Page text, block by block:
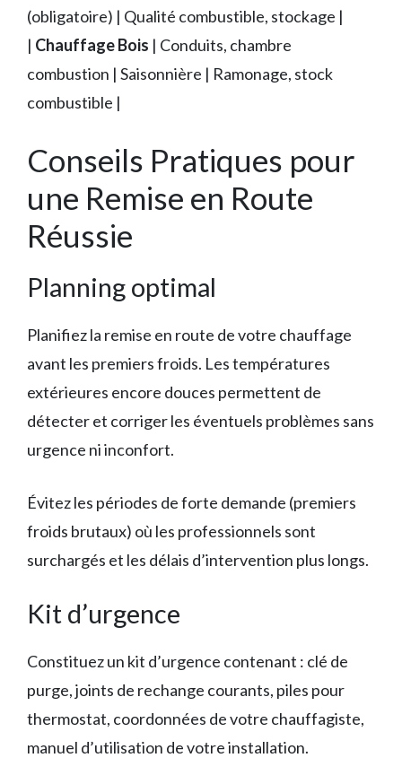
(obligatoire) | Qualité combustible, stockage |
| Chauffage Bois | Conduits, chambre
combustion | Saisonnière | Ramonage, stock
combustible |
Conseils Pratiques pour
une Remise en Route
Réussie
Planning optimal
Planifiez la remise en route de votre chauffage
avant les premiers froids. Les températures
extérieures encore douces permettent de
détecter et corriger les éventuels problèmes sans
urgence ni inconfort.
Évitez les périodes de forte demande (premiers
froids brutaux) où les professionnels sont
surchargés et les délais d’intervention plus longs.
Kit d’urgence
Constituez un kit d’urgence contenant : clé de
purge, joints de rechange courants, piles pour
thermostat, coordonnées de votre chauffagiste,
manuel d’utilisation de votre installation.